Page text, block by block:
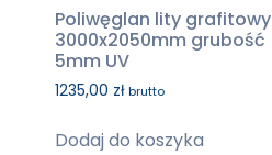
Poliwęglan lity grafitowy
3000x2050mm grubość
5mm UV
1235,00 zł brutto
Dodaj do koszyka